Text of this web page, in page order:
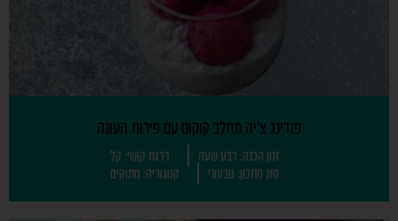
פודינג צ'יה מחלב קוקוס עם פירות העונה
זמן הכנה: רבע שעה
דרגת קושי: קל
סוג מתכון: טבעוני
קטגוריה: מתוקים